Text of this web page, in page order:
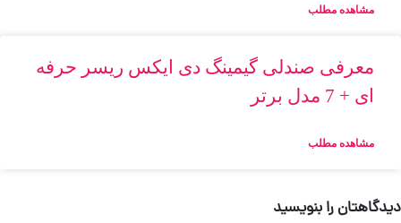
مشاهده مطلب
معرفی صندلی گیمینگ دی ایکس ریسر حرفه
ای + 7 مدل برتر
مشاهده مطلب
دیدگاهتان را بنویسید